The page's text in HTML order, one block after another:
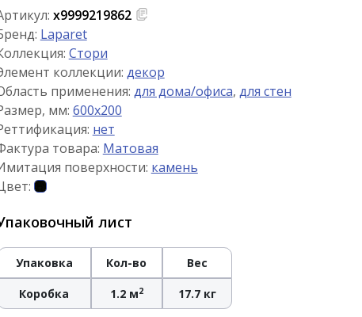
х9999219862
Laparet
Стори
коллекции: декор
применения: для дома/офиса, для стен
мм: 600x200
нет
товара: Матовая
поверхности: камень
лист
Упаковка Кол-во Вес
Коробка 1.2 м2 17.7 кг